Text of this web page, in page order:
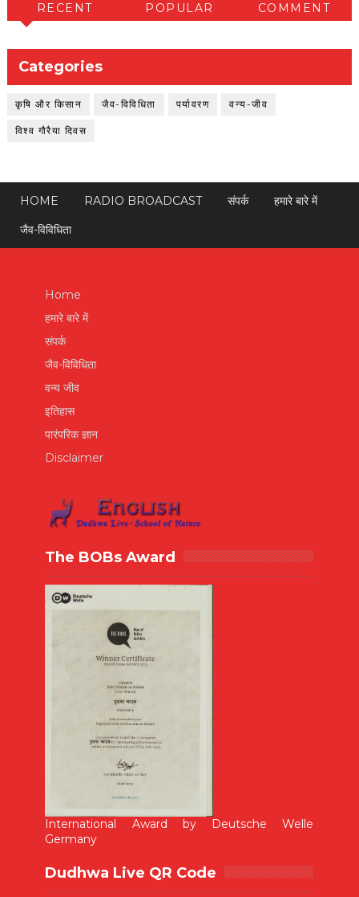
RECENT POPULAR COMMENT
Categories
कृषि और किसान जैव-विविधिता पर्यावरण वन्य-जीव
विश्व गौरैया दिवस
HOME RADIO BROADCAST संपर्क
हमारे बारे में
जैव-विविधिता
Home
हमारे बारे में
संपर्क
जैव-विविधिता
वन्य जीव
इतिहास
पारंपरिक ज्ञान
Disclaimer
The BOBs Award
International Award by Deutsche Welle
Germany
Dudhwa Live QR Code